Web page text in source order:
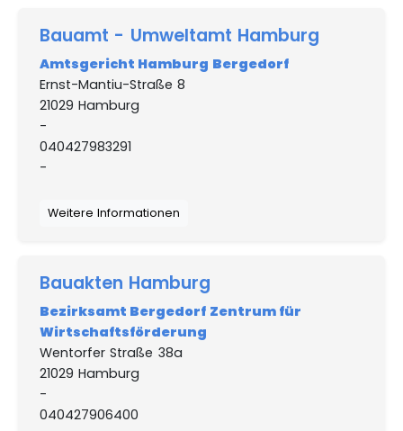
Bauamt - Umweltamt Hamburg
Amtsgericht Hamburg Bergedorf
Ernst-Mantiu-Straße 8
21029 Hamburg
-
040427983291
-
Weitere Informationen
Bauakten Hamburg
Bezirksamt Bergedorf Zentrum für
Wirtschaftsförderung
Wentorfer Straße 38a
21029 Hamburg
-
040427906400